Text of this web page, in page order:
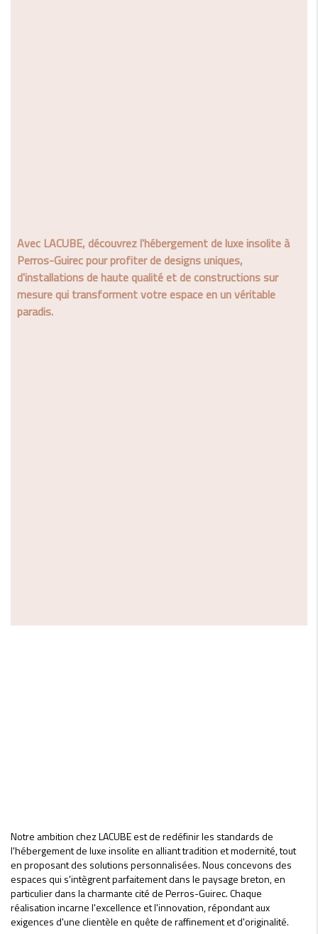
Avec LACUBE, découvrez l'hébergement de luxe insolite à
Perros-Guirec pour profiter de designs uniques,
d'installations de haute qualité et de constructions sur
mesure qui transforment votre espace en un véritable
paradis.
Notre ambition chez LACUBE est de redéfinir les standards de
l'hébergement de luxe insolite en alliant tradition et modernité, tout
en proposant des solutions personnalisées. Nous concevons des
espaces qui s'intègrent parfaitement dans le paysage breton, en
particulier dans la charmante cité de Perros-Guirec. Chaque
réalisation incarne l'excellence et l'innovation, répondant aux
exigences d'une clientèle en quête de raffinement et d'originalité.